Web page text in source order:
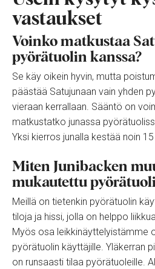
vastaukset
Voinko matkustaa
pyörätuolin kanssa?
Se käy oikein hyvin, mutta
päästää Satujunaan vain yhden
vieraan kerrallaan. Sääntö on
matkustatko junassa
Yksi kierros junalla kestää noin
Miten Junibacken
mukautettu
Meillä on tietenkin pyörätuolin
tiloja ja hissi, jolla on helppo
Myös osa leikkinäyttelyistämme
pyörätuolin käyttäjille. Yläkerran
on runsaasti tilaa pyörätuoleille.